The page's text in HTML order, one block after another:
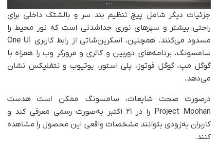
جزئیات دیگر شامل پیچ تنظیم بند سر و بالشتک داخلی برای
راحتی بیشتر و سپرهای نوری جدا‌شدنی است که نور محیط را
مسدود می‌کنند. همچنین، اسکرین‌شاتی از رابط کاربری One UI
سامسونگ، برنامه‌های دوربین و گالری و مرورگر وب را همراه با
گوگل مپ، گوگل فوتوز، پلی استور، یوتیوب و نتفلیکس نشان
می‌دهد.
درصورت صحت شایعات، سامسونگ ممکن است هدست
Project Moohan را در ۲۱ اکتبر به‌صورت رسمی معرفی کند و
کاربران به‌زودی بتوانند مشخصات واقعی این محصول را مشاهده
کنند.